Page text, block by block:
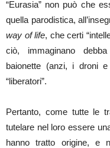
“Eurasia” non può che
quella parodistica,
way of life, che certi
ciò, immaginano
baionette (anzi, i droni
“liberatori”.
Pertanto, come tutte le
tutelare nel loro essere
hanno tratto origine, e